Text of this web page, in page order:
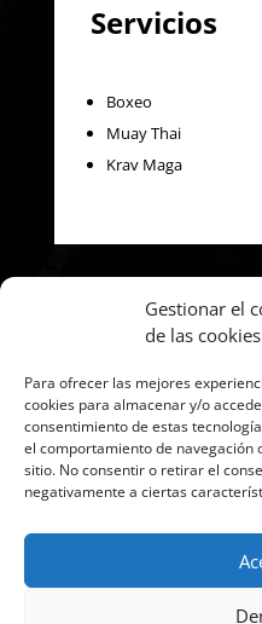
Gestionar el
de las cookies
Para ofrecer las mejores
cookies para almacenar y/o
consentimiento de estas
el comportamiento de navegación
sitio. No consentir o retirar el
negativamente a ciertas
Servicios
Boxeo
Muay Thai
Krav Maga
Mapa
Haz clic para
marketing y